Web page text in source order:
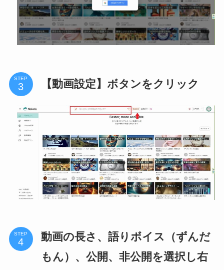
STEP 【動画設定】ボタンをクリック
STEP
動画の長さ、語りボイス（ずんだ
もん）、公開、非公開を選択し右